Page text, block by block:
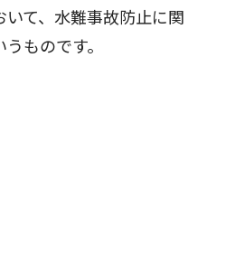
て、水難事故防止に関
ものです。